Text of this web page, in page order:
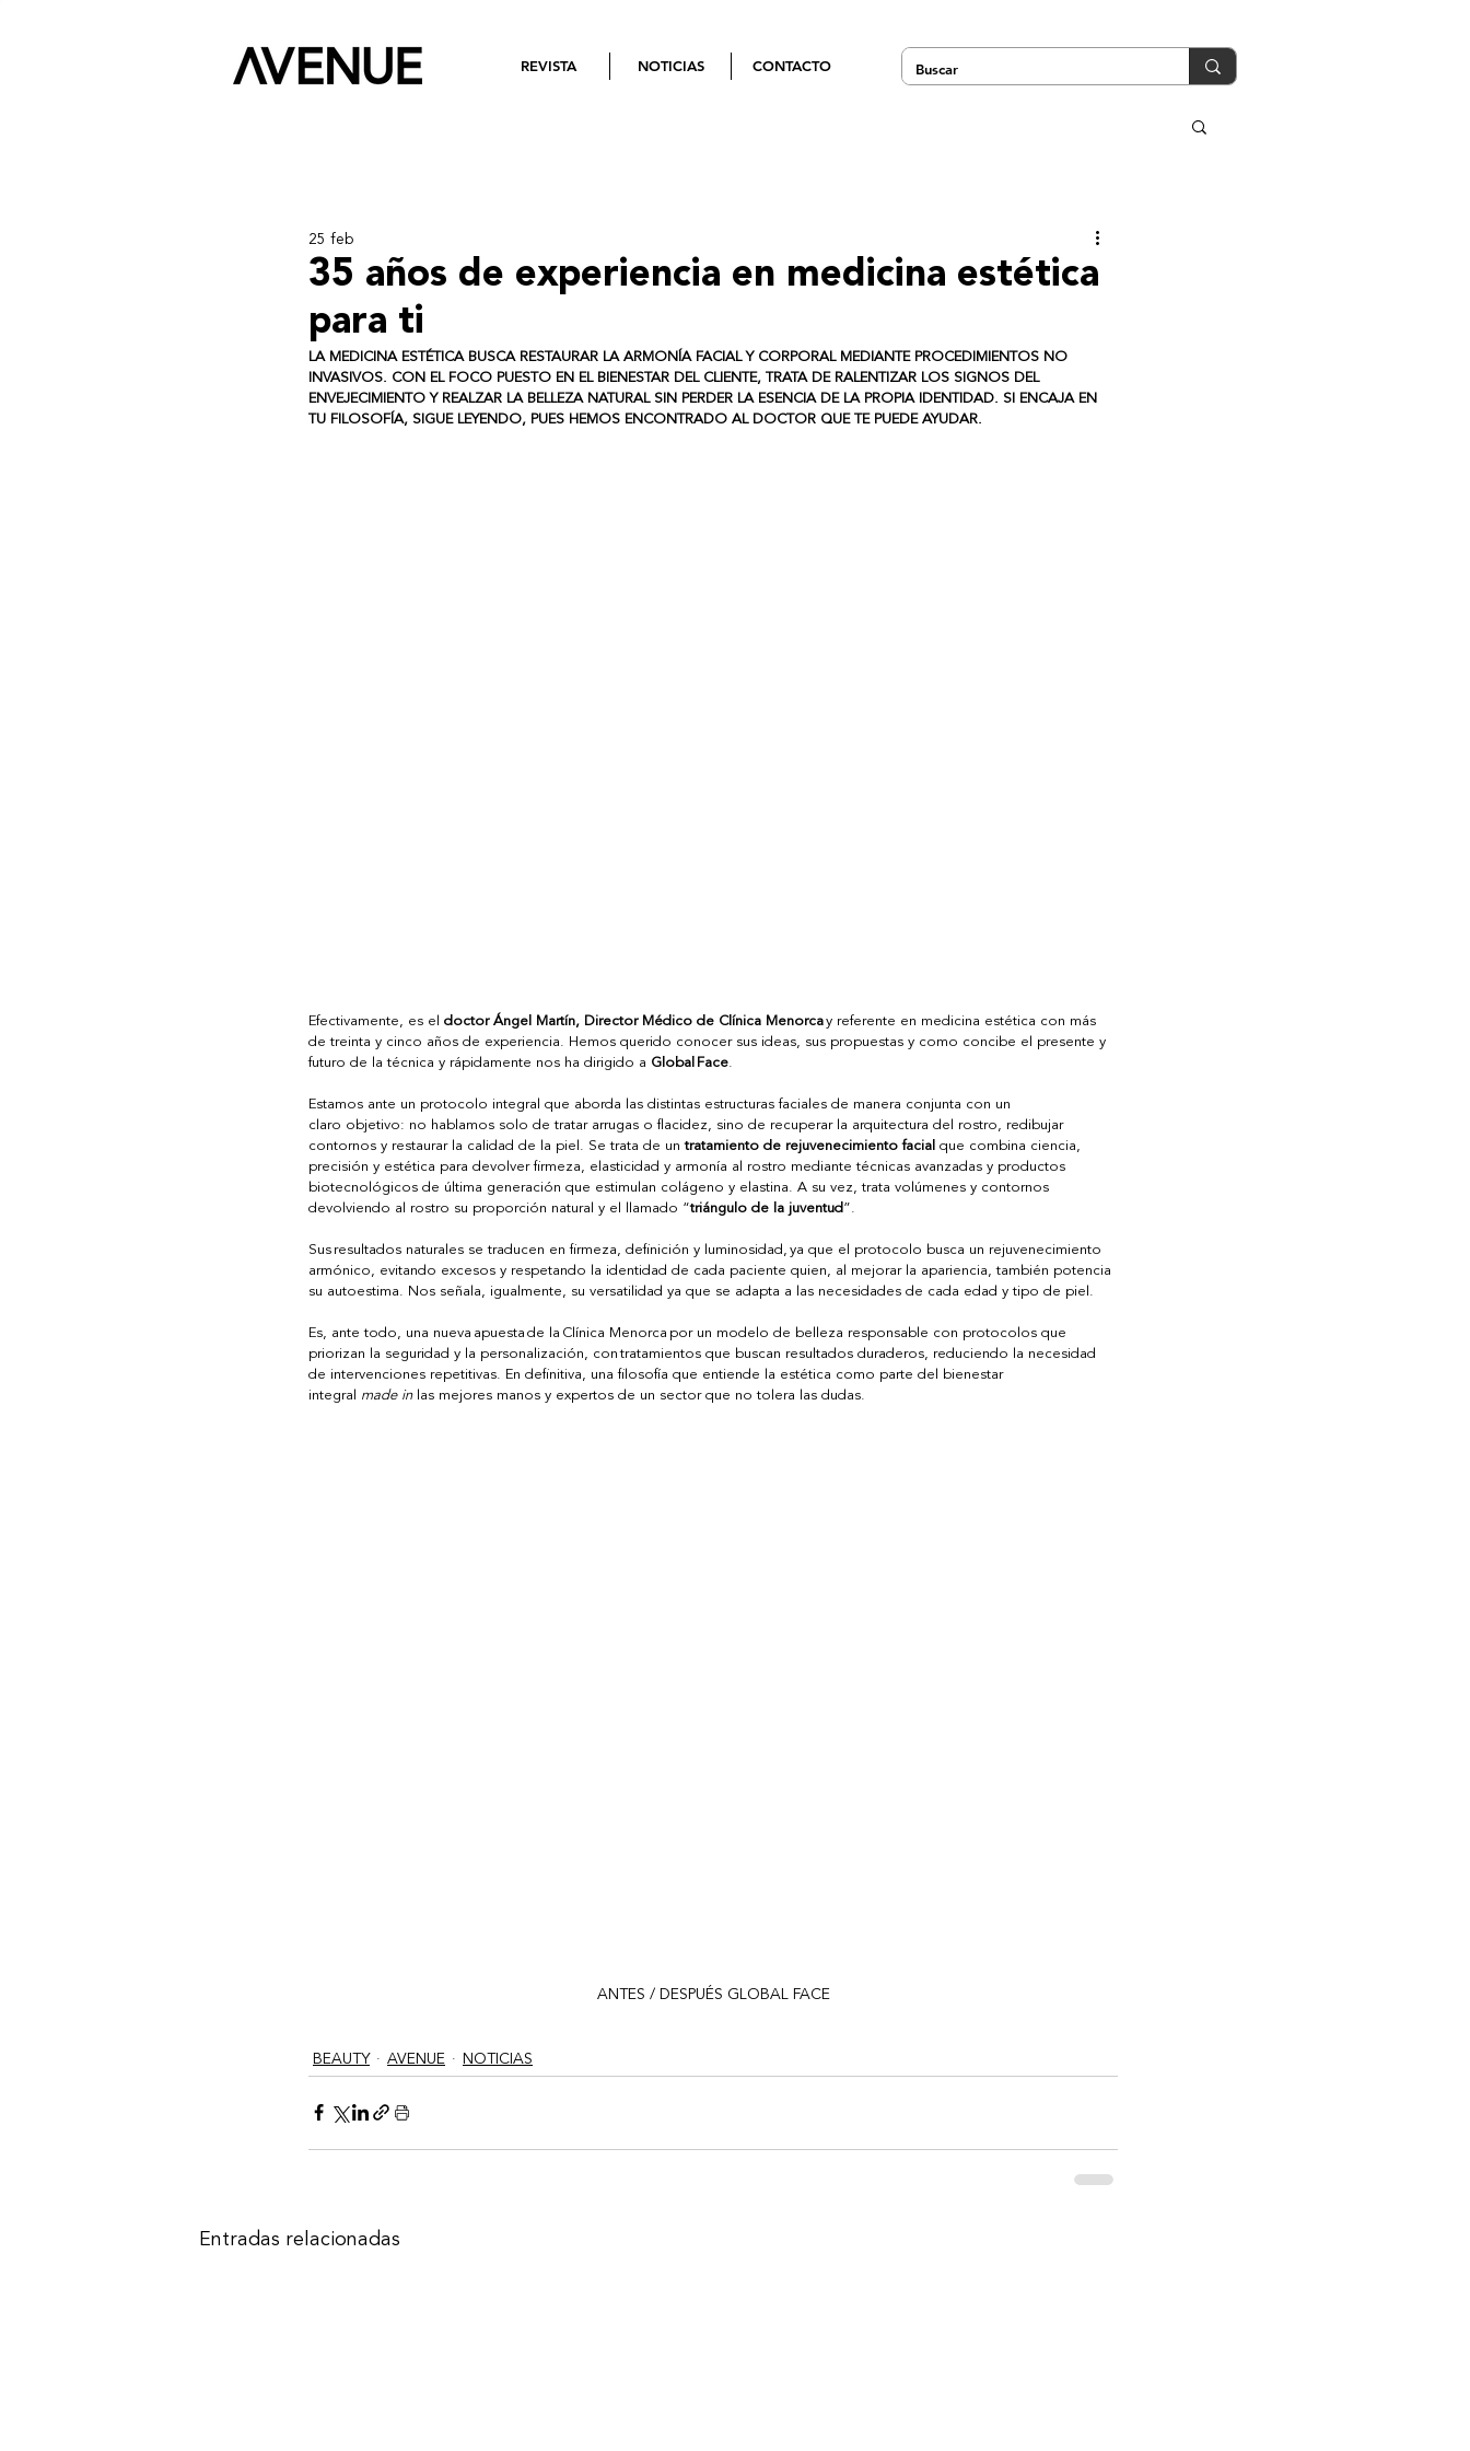
REVISTA NOTICIAS CONTACTO
35 años de experiencia en medicina estética
para ti
25 feb
LA MEDICINA ESTÉTICA BUSCA RESTAURAR LA ARMONÍA FACIAL Y CORPORAL MEDIANTE PROCEDIMIENTOS NO
INVASIVOS. CON EL FOCO PUESTO EN EL BIENESTAR DEL CLIENTE, TRATA DE RALENTIZAR LOS SIGNOS DEL
ENVEJECIMIENTO Y REALZAR LA BELLEZA NATURAL SIN PERDER LA ESENCIA DE LA PROPIA IDENTIDAD. SI ENCAJA EN
TU FILOSOFÍA, SIGUE LEYENDO, PUES HEMOS ENCONTRADO AL DOCTOR QUE TE PUEDE AYUDAR.
Efectivamente, es el doctor Ángel Martín, Director Médico de Clínica Menorca y referente en medicina estética con más
de treinta y cinco años de experiencia. Hemos querido conocer sus ideas, sus propuestas y como concibe el presente y
futuro de la técnica y rápidamente nos ha dirigido a Global Face.
Estamos ante un protocolo integral que aborda las distintas estructuras faciales de manera conjunta con un
claro objetivo: no hablamos solo de tratar arrugas o flacidez, sino de recuperar la arquitectura del rostro, redibujar
contornos y restaurar la calidad de la piel. Se trata de un tratamiento de rejuvenecimiento facial que combina ciencia,
precisión y estética para devolver firmeza, elasticidad y armonía al rostro mediante técnicas avanzadas y productos
biotecnológicos de última generación que estimulan colágeno y elastina. A su vez, trata volúmenes y contornos
devolviendo al rostro su proporción natural y el llamado “triángulo de la juventud”.
Sus resultados naturales se traducen en firmeza, definición y luminosidad, ya que el protocolo busca un rejuvenecimiento
armónico, evitando excesos y respetando la identidad de cada paciente quien, al mejorar la apariencia, también potencia
su autoestima. Nos señala, igualmente, su versatilidad ya que se adapta a las necesidades de cada edad y tipo de piel.
Es, ante todo, una nueva apuesta de la Clínica Menorca por un modelo de belleza responsable con protocolos que
priorizan la seguridad y la personalización, con tratamientos que buscan resultados duraderos, reduciendo la necesidad
de intervenciones repetitivas. En definitiva, una filosofía que entiende la estética como parte del bienestar
integral made in las mejores manos y expertos de un sector que no tolera las dudas.
ANTES / DESPUÉS GLOBAL FACE
BEAUTY AVENUE NOTICIAS
Entradas relacionadas